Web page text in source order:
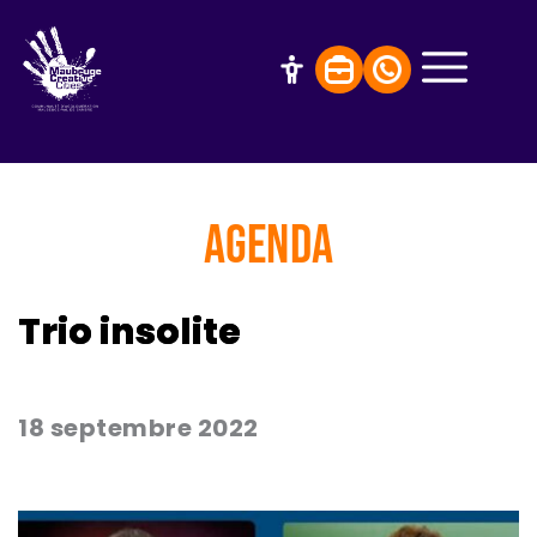
AGENDA
Trio insolite
18 septembre 2022